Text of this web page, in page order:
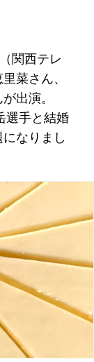
関西テレ
菜さん、
出演。
選手と結婚
なりまし